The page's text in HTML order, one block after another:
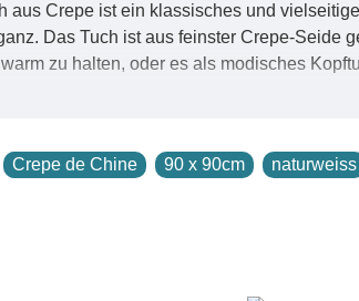
aus Crepe ist ein klassisches und
Das Tuch ist aus feinster Crepe-Seide
zu halten, oder es als modisches
Ein naturweißes Seidentuch aus Crepe
und hält seine Form gut, was es zu
Crepe de Chine 90 x 90cm naturweiss